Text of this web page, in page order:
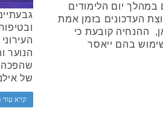
הנוער
שהפכה
של
קרא עוד
במהלך יום הלימודים
העדכונים בזמן אמת
ההנחיה קובעת כי
בהם ייאסר